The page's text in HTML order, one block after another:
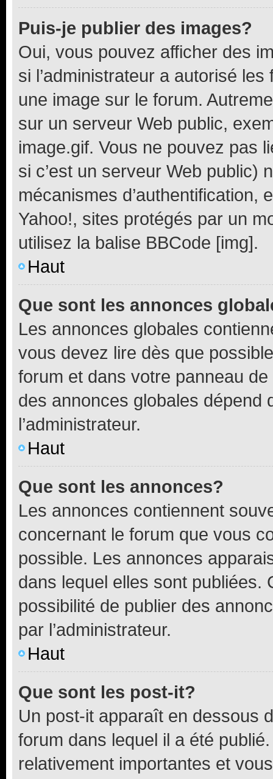
Puis-je publier des images?
Oui, vous pouvez afficher des
si l’administrateur a autorisé
une image sur le forum.
sur un serveur Web public,
image.gif. Vous ne pouvez pas
si c’est un serveur Web public)
mécanismes d’authentification,
Yahoo!, sites protégés par un
utilisez la balise BBCode [img].
Haut
Que sont les annonces
Les annonces globales
vous devez lire dès que
forum et dans votre panneau
des annonces globales dépend
l’administrateur.
Haut
Que sont les annonces?
Les annonces contiennent
concernant le forum que vous
possible. Les annonces
dans lequel elles sont publiées.
possibilité de publier des
par l’administrateur.
Haut
Que sont les post-it?
Un post-it apparaît en dessous
forum dans lequel il a été
relativement importantes et